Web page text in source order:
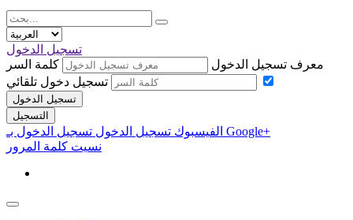
تسجيل الدخول
معرف تسجيل الدخول
كلمة السر
تسجيل دخول تلقائي
تسجيل الدخول
التسجيل
الفيسبوك تسجيل الدخول تسجيل الدخول بـ Google+
نسيت كلمة المرور